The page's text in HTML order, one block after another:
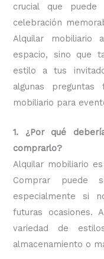
crucial que
celebración
Alquilar mobiliario
espacio, sino que
estilo a tus
algunas
mobiliario para
1. ¿Por qué
comprarlo?
Alquilar mobiliario
Comprar puede
especialmente si
futuras ocasiones.
variedad de
almacenamiento o